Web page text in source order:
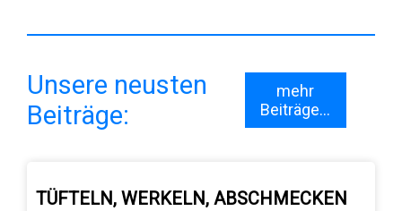
Unsere neusten
Beiträge:
mehr
Beiträge...
TÜFTELN, WERKELN, ABSCHMECKEN